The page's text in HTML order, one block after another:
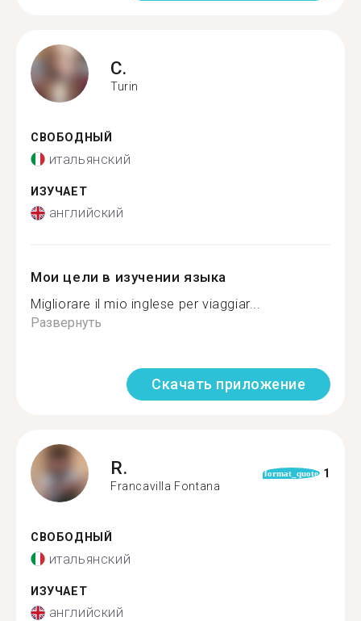
C.
Turin
СВОБОДНЫЙ
итальянский
ИЗУЧАЕТ
английский
Мои цели в изучении языка
Migliorare il mio inglese per viaggiar...
Развернуть
Скачать приложение
R.
Francavilla Fontana
format_quote 1
СВОБОДНЫЙ
итальянский
ИЗУЧАЕТ
английский